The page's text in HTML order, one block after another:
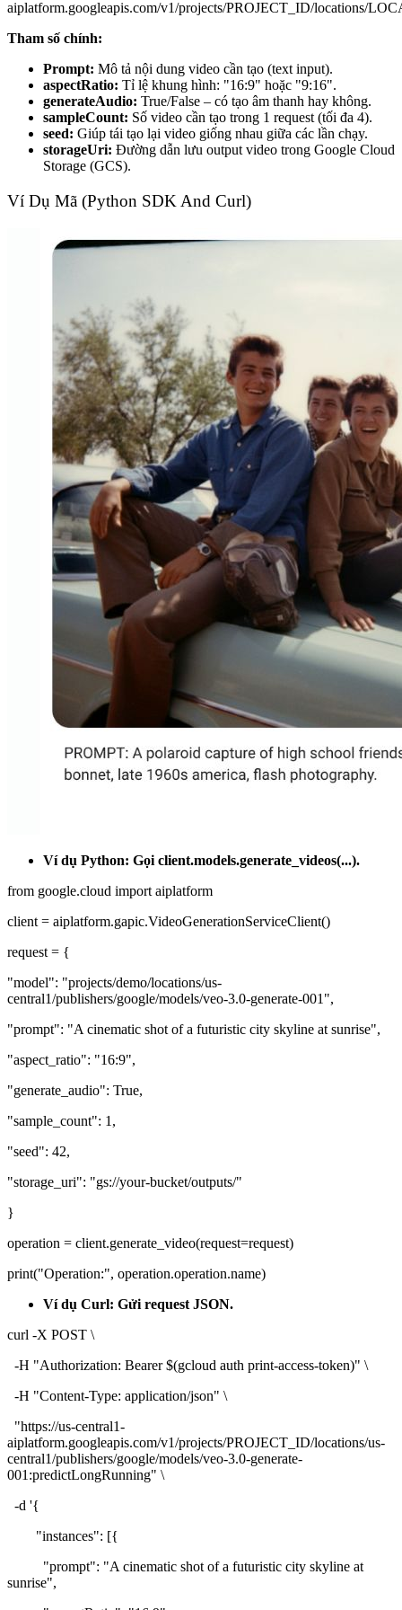
aiplatform.googleapis.com/v1/projects/PROJECT_ID/locations/
Tham số chính:
Prompt: Mô tả nội dung video cần tạo (text input).
aspectRatio: Tỉ lệ khung hình: "16:9" hoặc "9:16".
generateAudio: True/False – có tạo âm thanh hay không.
sampleCount: Số video cần tạo trong 1 request (tối đa 4).
seed: Giúp tái tạo lại video giống nhau giữa các lần chạy.
storageUri: Đường dẫn lưu output video trong Google Cloud
Storage (GCS).
Ví Dụ Mã (Python SDK And Curl)
Ví dụ Python: Gọi client.models.generate_videos(...).
from google.cloud import aiplatform
client = aiplatform.gapic.VideoGenerationServiceClient()
request = {
"model": "projects/demo/locations/us-
central1/publishers/google/models/veo-3.0-generate-001",
"prompt": "A cinematic shot of a futuristic city skyline at sunrise",
"aspect_ratio": "16:9",
"generate_audio": True,
"sample_count": 1,
"seed": 42,
"storage_uri": "gs://your-bucket/outputs/"
}
operation = client.generate_video(request=request)
print("Operation:", operation.operation.name)
Ví dụ Curl: Gửi request JSON.
curl -X POST \
-H "Authorization: Bearer $(gcloud auth print-access-token)" \
-H "Content-Type: application/json" \
"https://us-central1-
aiplatform.googleapis.com/v1/projects/PROJECT_ID/locations/us-
central1/publishers/google/models/veo-3.0-generate-
001:predictLongRunning" \
-d '{
"instances": [{
"prompt": "A cinematic shot of a futuristic city skyline at
sunrise",